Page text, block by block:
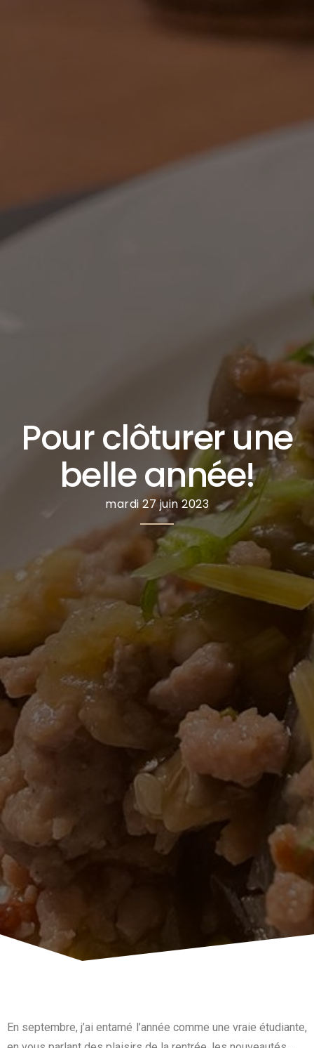
Pour clôturer une
belle année!
mardi 27 juin 2023
En septembre, j’ai entamé l’année comme une vraie étudiante,